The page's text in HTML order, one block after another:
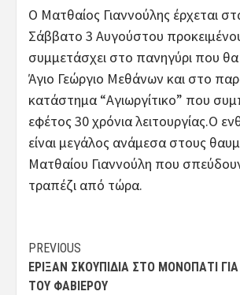
Ο Ματθαίος Γιαννούλης έρχεται
Σάββατο 3 Αυγούστου
συμμετάσχει στο πανηγύρι που θα
Άγιο Γεώργιο Μεθάνων και στο
κατάστημα “Αγιωργίτικο” που
εφέτος 30 χρόνια λειτουργίας.Ο
είναι μεγάλος ανάμεσα στους
Ματθαίου Γιαννούλη που
τραπέζι από τώρα.
Post
navigation
PREVIOUS
ΈΡΙΞΑΝ ΣΚΟΥΠΊΔΙΑ ΣΤΟ ΜΟΝΟΠΆΤΙ
ΤΟΥ ΦΑΒΙΈΡΟΥ